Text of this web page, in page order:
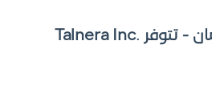
16. لا يوجد ضمان - تتوفر Talnera Inc.